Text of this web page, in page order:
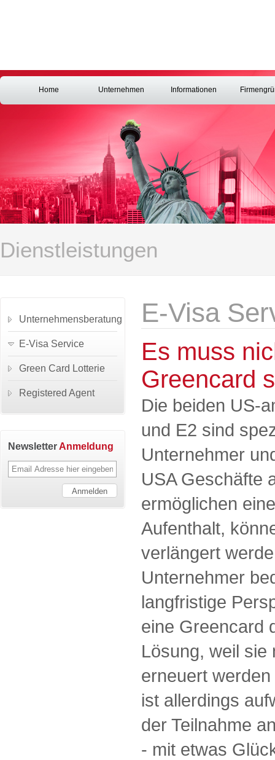
Home Unternehmen Informationen
Dienstleistungen
E-Visa
Es muss
Greencard
Die beiden US-
und E2 sind
Unternehmer
USA Geschäfte
ermöglichen
Aufenthalt,
verlängert
Unternehmer
langfristige
eine Greencard
Lösung, weil sie
erneuert
ist allerdings
der Teilnahme
- mit etwas
Unternehmensberatung
E-Visa Service
Green Card Lotterie
Registered Agent
NewsletterAnmeldung